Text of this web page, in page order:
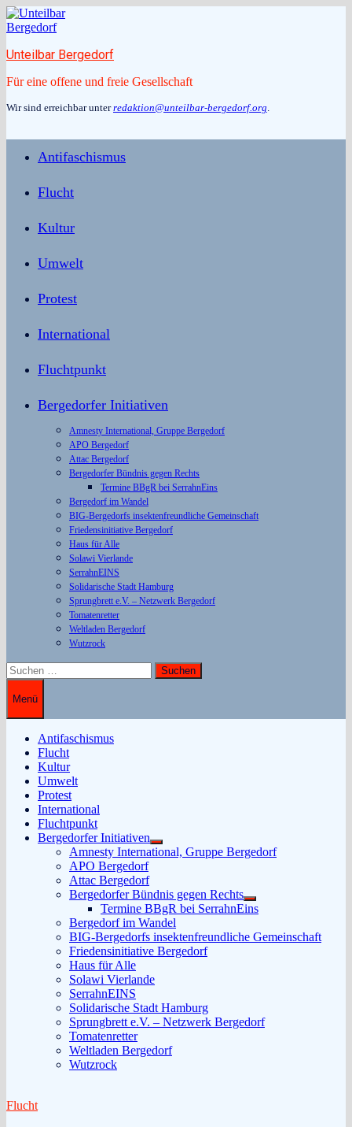
Zum
Inhalt
Unteilbar Bergedorf
Für eine offene und freie Gesellschaft
Wir sind erreichbar unterredaktion@unteilbar-bergedorf.org.
Antifaschismus
Flucht
Kultur
Umwelt
Protest
International
Fluchtpunkt
Bergedorfer Initiativen
Amnesty International, Gruppe Bergedorf
APO Bergedorf
Attac Bergedorf
Bergedorfer Bündnis gegen Rechts
Termine BBgR bei SerrahnEins
Bergedorf im Wandel
BIG-Bergedorfs insektenfreundliche Gemeinschaft
Friedensinitiative Bergedorf
Haus für Alle
Solawi Vierlande
SerrahnEINS
Solidarische Stadt Hamburg
Sprungbrett e.V. – Netzwerk Bergedorf
Tomatenretter
Weltladen Bergedorf
Wutzrock
Suchen
nach:
Menü
Antifaschismus
Flucht
Kultur
Umwelt
Protest
International
Fluchtpunkt
Bergedorfer Initiativen
Untermenü
anzeigen
Amnesty International, Gruppe Bergedorf
APO Bergedorf
Attac Bergedorf
Bergedorfer Bündnis gegen Rechts
Untermenü
anzeigen
Termine BBgR bei SerrahnEins
Bergedorf im Wandel
BIG-Bergedorfs insektenfreundliche Gemeinschaft
Friedensinitiative Bergedorf
Haus für Alle
Solawi Vierlande
SerrahnEINS
Solidarische Stadt Hamburg
Sprungbrett e.V. – Netzwerk Bergedorf
Tomatenretter
Weltladen Bergedorf
Wutzrock
Flucht